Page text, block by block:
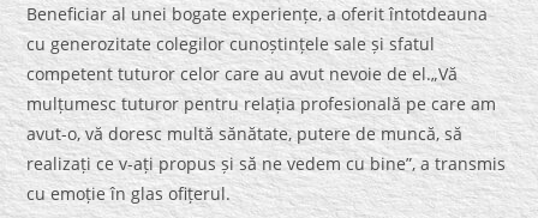
Beneficiar al unei bogate experiențe, a oferit întotdeauna
cu generozitate colegilor cunoștințele sale și sfatul
competent tuturor celor care au avut nevoie de el.„Vă
mulțumesc tuturor pentru relația profesională pe care am
avut-o, vă doresc multă sănătate, putere de muncă, să
realizați ce v-ați propus și să ne vedem cu bine”, a transmis
cu emoție în glas ofițerul.